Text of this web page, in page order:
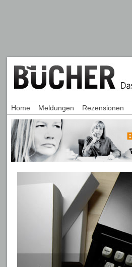
Home Meldungen Rezensionen